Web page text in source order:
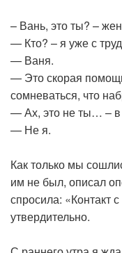
– Вань, это ты? –
— Кто? – я уже с
— Ваня.
— Это скорая
сомневаться, что
— Ах, это не ты… – в
— Не я.
Как только мы
им не был, описал
спросила: «Контакт
утвердительно.